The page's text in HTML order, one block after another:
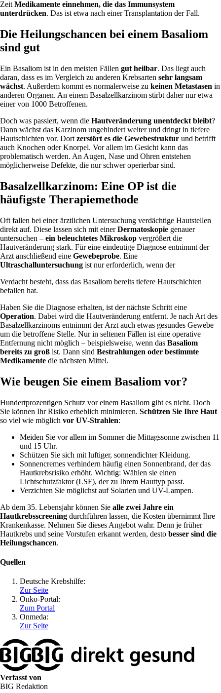
Zeit Medikamente einnehmen, die das Immunsystem
unterdrücken. Das ist etwa nach einer Transplantation der Fall.
Die Heilungschancen bei einem Basaliom
sind gut
Ein Basaliom ist in den meisten Fällen gut heilbar. Das liegt auch
daran, dass es im Vergleich zu anderen Krebsarten sehr langsam
wächst. Außerdem kommt es normalerweise zu keinen Metastasen in
anderen Organen. An einem Basalzellkarzinom stirbt daher nur etwa
einer von 1000 Betroffenen.
Doch was passiert, wenn die Hautveränderung unentdeckt bleibt?
Dann wächst das Karzinom ungehindert weiter und dringt in tiefere
Hautschichten vor. Dort zerstört es die Gewebestruktur und betrifft
auch Knochen oder Knorpel. Vor allem im Gesicht kann das
problematisch werden. An Augen, Nase und Ohren entstehen
möglicherweise Defekte, die nur schwer operierbar sind.
Basalzellkarzinom: Eine OP ist die
häufigste Therapiemethode
Oft fallen bei einer ärztlichen Untersuchung verdächtige Hautstellen
direkt auf. Diese lassen sich mit einerDermatoskopie genauer
untersuchen – ein beleuchtetes Mikroskop vergrößert die
Hautveränderung stark. Für eine eindeutige Diagnose entnimmt der
Arzt anschließend eine Gewebeprobe. Eine
Ultraschalluntersuchung ist nur erforderlich, wenn der
Verdacht besteht, dass das Basaliom bereits tiefere Hautschichten
befallen hat.
Haben Sie die Diagnose erhalten, ist der nächste Schritt eine
Operation. Dabei wird die Hautveränderung entfernt. Je nach Art des
Basalzellkarzinoms entnimmt der Arzt auch etwas gesundes Gewebe
um die betroffene Stelle. Nur in seltenen Fällen ist eine operative
Entfernung nicht möglich – beispielsweise, wenn das Basaliom
bereits zu groß ist. Dann sind Bestrahlungen oder bestimmte
Medikamente die nächsten Mittel.
Wie beugen Sie einem Basaliom vor?
Hundertprozentigen Schutz vor einem Basaliom gibt es nicht. Doch
Sie können Ihr Risiko erheblich minimieren. Schützen Sie Ihre Haut
so viel wie möglich vor UV-Strahlen:
Meiden Sie vor allem im Sommer die Mittagssonne zwischen 11
und 15 Uhr.
Schützen Sie sich mit luftiger, sonnendichter Kleidung.
Sonnencremes verhindern häufig einen Sonnenbrand, der das
Hautkrebsrisiko erhöht. Wichtig: Wählen sie einen
Lichtschutzfaktor (LSF), der zu Ihrem Hauttyp passt.
Verzichten Sie möglichst auf Solarien und UV-Lampen.
Ab dem 35. Lebensjahr können Sie alle zwei Jahre ein
Hautkrebsscreening durchführen lassen, die Kosten übernimmt Ihre
Krankenkasse. Nehmen Sie dieses Angebot wahr. Denn je früher
Hautkrebs und seine Vorstufen erkannt werden, desto besser sind die
Heilungschancen.
Quellen
Deutsche Krebshilfe:
Zur Seite
Onko-Portal:
Zum Portal
Onmeda:
Zur Seite
Verfasst von
BIG Redaktion